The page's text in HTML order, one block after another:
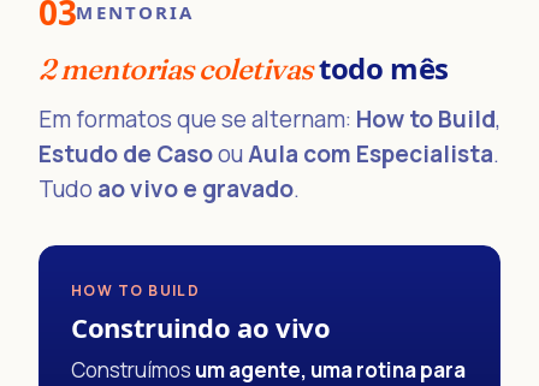
03MENTORIA
2 mentorias coletivastodo mês
Em formatos que se alternam: How to Build,
Estudo de CasoouAula com Especialista.
Tudo ao vivo e gravado.
HOW TO BUILD
Construindo ao vivo
Construímos um agente, uma rotina para